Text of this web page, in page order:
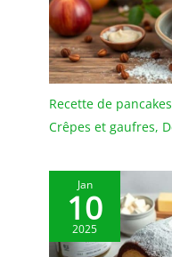
Recette de
Crêpes et gaufres,
Jan
10
2025